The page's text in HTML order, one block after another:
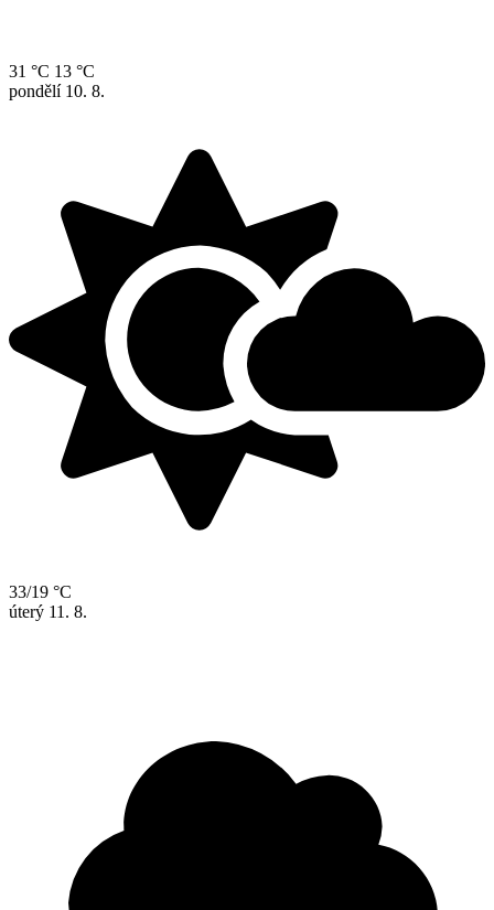
31 °C 13 °C
pondělí 10. 8.
33/19 °C
úterý 11. 8.